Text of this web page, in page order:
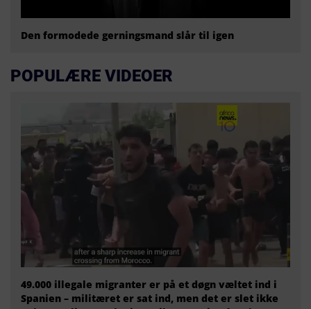
Den formodede gerningsmand slår til igen
POPULÆRE VIDEOER
49.000 illegale migranter er på et døgn væltet ind i
Spanien – militæret er sat ind, men det er slet ikke